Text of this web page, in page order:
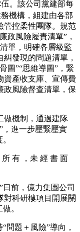
。該公司黨建部每
機構，組建由各部
管控柔性團隊。規范
政風險履責清單”，
單，明確各層級監
發現的問題清單，
圖”“思維導圖”，緊
資產收支庫、宣傳費
政風險督查清單，保
機制，通過建隊
，進一步壓緊壓實
有 ，未 經 書 面
前，億力集團公司
對科研樓項目開展關
。
題＋風險”導向，